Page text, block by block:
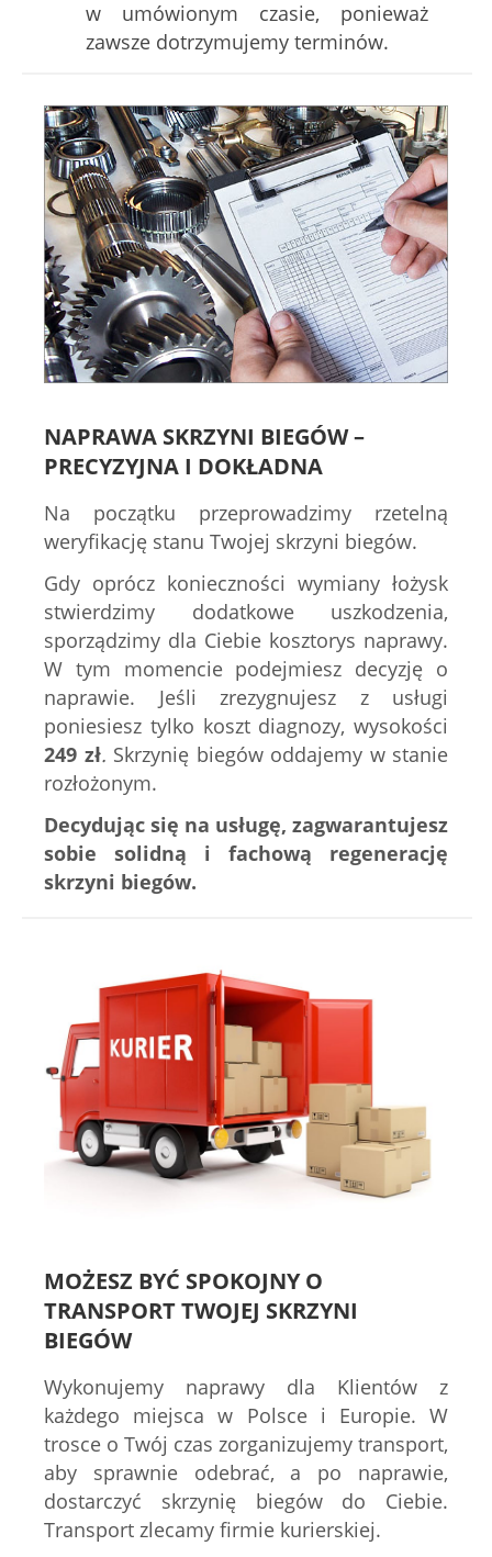
w umówionym czasie, ponieważ
zawsze dotrzymujemy terminów.
NAPRAWA SKRZYNI BIEGÓW –
PRECYZYJNA I DOKŁADNA
Na początku przeprowadzimy rzetelną
weryfikację stanu Twojej skrzyni biegów.
Gdy oprócz konieczności wymiany łożysk
stwierdzimy dodatkowe uszkodzenia,
sporządzimy dla Ciebie kosztorys naprawy.
W tym momencie podejmiesz decyzję o
naprawie. Jeśli zrezygnujesz z usługi
poniesiesz tylko koszt diagnozy, wysokości
249 zł. Skrzynię biegów oddajemy w stanie
rozłożonym.
Decydując się na usługę, zagwarantujesz
sobie solidną i fachową regenerację
skrzyni biegów.
MOŻESZ BYĆ SPOKOJNY O
TRANSPORT TWOJEJ SKRZYNI
BIEGÓW
Wykonujemy naprawy dla Klientów z
każdego miejsca w Polsce i Europie. W
trosce o Twój czas zorganizujemy transport,
aby sprawnie odebrać, a po naprawie,
dostarczyć skrzynię biegów do Ciebie.
Transport zlecamy firmie kurierskiej.